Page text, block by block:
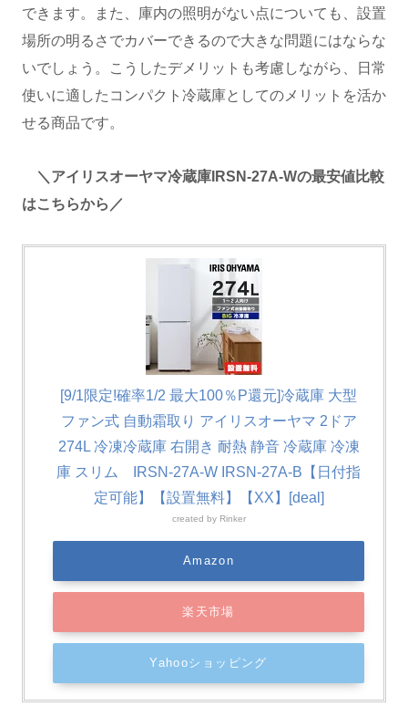
できます。また、庫内の照明がない点についても、設置
場所の明るさでカバーできるので大きな問題にはならな
いでしょう。こうしたデメリットも考慮しながら、日常
使いに適したコンパクト冷蔵庫としてのメリットを活か
せる商品です。
＼アイリスオーヤマ冷蔵庫IRSN-27A-Wの最安値比較
はこちらから／
[9/1限定!確率1/2 最大100％P還元]冷蔵庫 大型
ファン式 自動霜取り アイリスオーヤマ 2ドア
274L 冷凍冷蔵庫 右開き 耐熱 静音 冷蔵庫 冷凍
庫 スリム IRSN-27A-W IRSN-27A-B【日付指
定可能】【設置無料】【XX】[deal]
created by Rinker
Amazon
楽天市場
Yahooショッピング